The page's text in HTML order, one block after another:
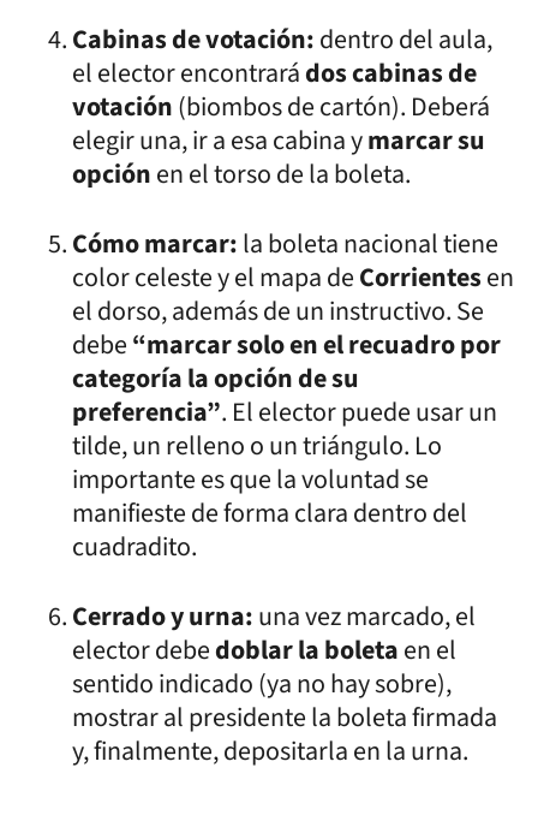
Cabinas de votación:dentro del aula,
el elector encontrarádos cabinas de
votación(biombos de cartón). Deberá
elegir una, ir a esa cabina ymarcar su
opciónen el torso de la boleta.
Cómo marcar:la boleta nacional tiene
color celeste y el mapa deCorrientesen
el dorso, además de un instructivo. Se
debe“marcar solo en el recuadro por
categoría la opción de su
preferencia”. El elector puede usar un
tilde, un relleno o un triángulo. Lo
importante es que la voluntad se
manifieste de forma clara dentro del
cuadradito.
Cerrado y urna:una vez marcado, el
elector debedoblar la boletaen el
sentido indicado (ya no hay sobre),
mostrar al presidente la boleta firmada
y, finalmente, depositarla en la urna.